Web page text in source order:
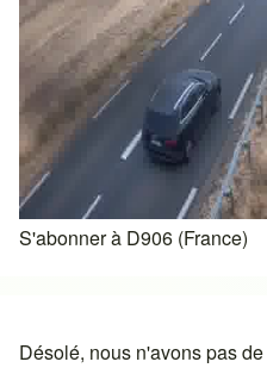
S'abonner à D906 (France)
Désolé, nous n'avons pas